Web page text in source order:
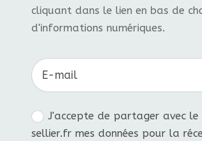
cliquant dans le lien en bas de
d'informations numériques.
J'accepte de partager avec
sellier.fr mes données pour la